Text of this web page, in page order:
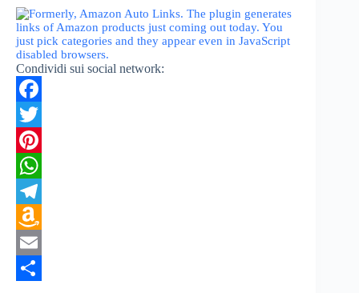
Condividi sui social network:
F
a
c
e
b
o
o
T
w
e
P
n
e
W
h
a
T
eA
m
E